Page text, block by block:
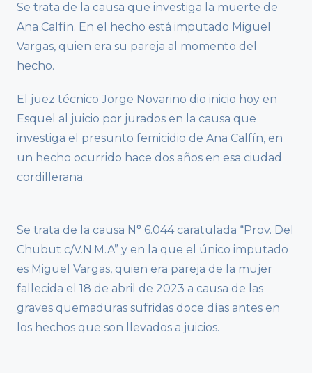
Se trata de la causa que investiga la muerte de
Ana Calfín. En el hecho está imputado Miguel
Vargas, quien era su pareja al momento del
hecho.
El juez técnico Jorge Novarino dio inicio hoy en
Esquel al juicio por jurados en la causa que
investiga el presunto femicidio de Ana Calfín, en
un hecho ocurrido hace dos años en esa ciudad
cordillerana.
Se trata de la causa N° 6.044 caratulada “Prov. Del
Chubut c/V.N.M.A” y en la que el único imputado
es Miguel Vargas, quien era pareja de la mujer
fallecida el 18 de abril de 2023 a causa de las
graves quemaduras sufridas doce días antes en
los hechos que son llevados a juicios.